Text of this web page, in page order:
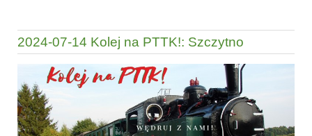
2024-07-14 Kolej na PTTK!: Szczytno